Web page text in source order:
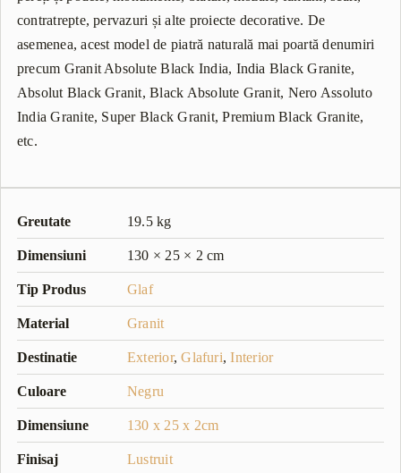
contratrepte, pervazuri și alte proiecte decorative. De
asemenea, acest model de piatră naturală mai poartă denumiri
precum Granit Absolute Black India, India Black Granite,
Absolut Black Granit, Black Absolute Granit, Nero Assoluto
India Granite, Super Black Granit, Premium Black Granite,
etc.
Greutate 19.5 kg
Dimensiuni 130 × 25 × 2 cm
Tip Produs Glaf
Material Granit
Destinatie Exterior,Glafuri,Interior
Culoare Negru
Dimensiune 130 x 25 x 2cm
Finisaj Lustruit